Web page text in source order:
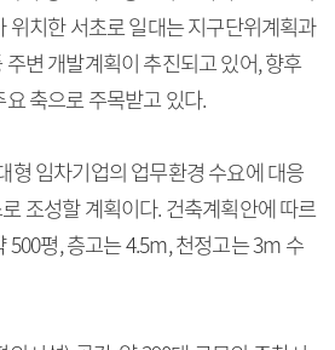
위치한 서초로 일대는 지구단위계획과
변 개발계획이 추진되고 있어, 향후
축으로 주목받고 있다.
형 임차기업의 업무환경 수요에 대응
조성할 계획이다. 건축계획안에 따르
500평, 층고는 4.5m, 천정고는 3m 수